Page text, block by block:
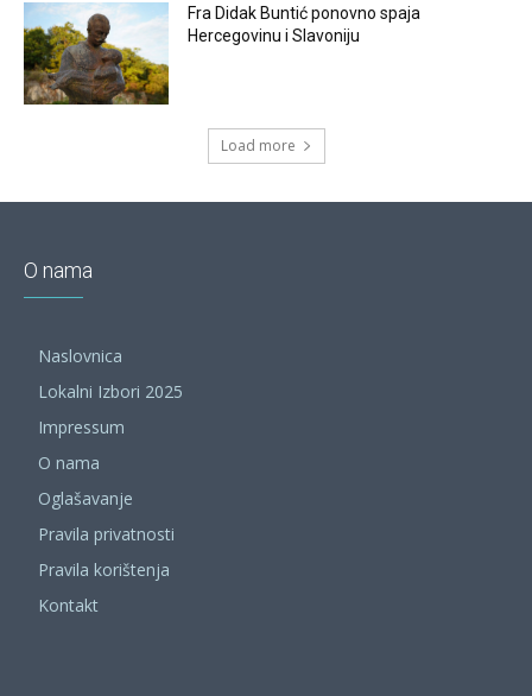
Fra Didak Buntić ponovno spaja
Hercegovinu i Slavoniju
Load more
O nama
Naslovnica
Lokalni Izbori 2025
Impressum
O nama
Oglašavanje
Pravila privatnosti
Pravila korištenja
Kontakt